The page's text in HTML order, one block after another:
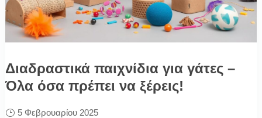
Διαδραστικά παιχνίδια για γάτες –
Όλα όσα πρέπει να ξέρεις!
5 Φεβρουαρίου 2025